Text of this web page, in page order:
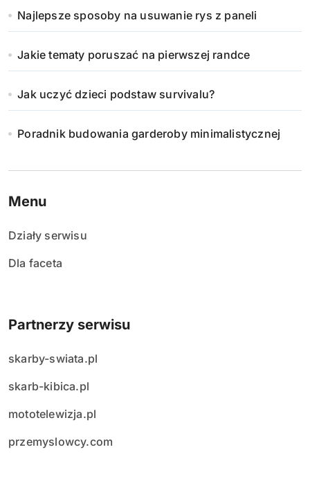
Najlepsze sposoby na usuwanie rys z paneli
Jakie tematy poruszać na pierwszej randce
Jak uczyć dzieci podstaw survivalu?
Poradnik budowania garderoby minimalistycznej
Menu
Działy serwisu
Dla faceta
Partnerzy serwisu
skarby-swiata.pl
skarb-kibica.pl
mototelewizja.pl
przemyslowcy.com